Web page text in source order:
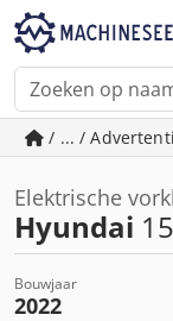
/ ... /
Elektrische
Hyundai
Bouwjaar
2022